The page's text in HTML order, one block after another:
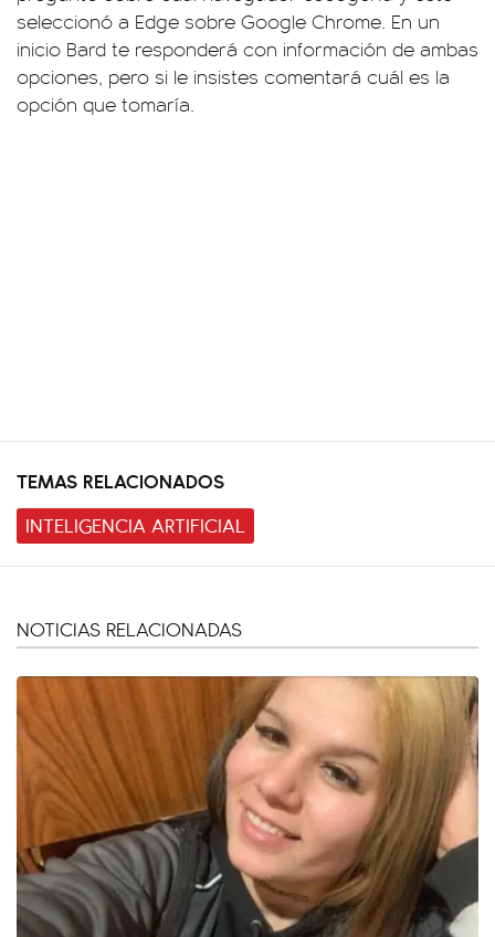
seleccionó a Edge sobre Google Chrome. En un
inicio Bard te responderá con información de ambas
opciones, pero si le insistes comentará cuál es la
opción que tomaría.
TEMAS RELACIONADOS
INTELIGENCIA ARTIFICIAL
NOTICIAS RELACIONADAS